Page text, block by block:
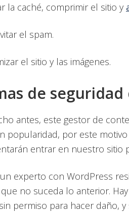
la caché, comprimir el sitio y
el spam.
el sitio y las imágenes.
de
antes, este gestor de
popularidad, por este
entrar en nuestro sitio
experto con WordPress
no suceda lo anterior.
permiso para hacer daño,